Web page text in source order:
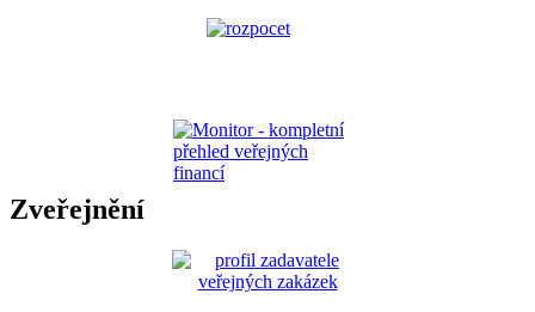
Zveřejnění